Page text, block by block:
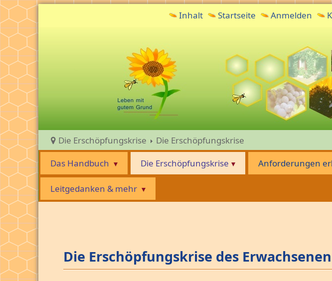
Anmelden
Startseite
Inhalt
Die Erschöpfungskrise
Die Erschöpfungskrise
Das Handbuch
Die Erschöpfungskrise Anforderungen
Leitgedanken & mehr
Die Erschöpfungskrise des